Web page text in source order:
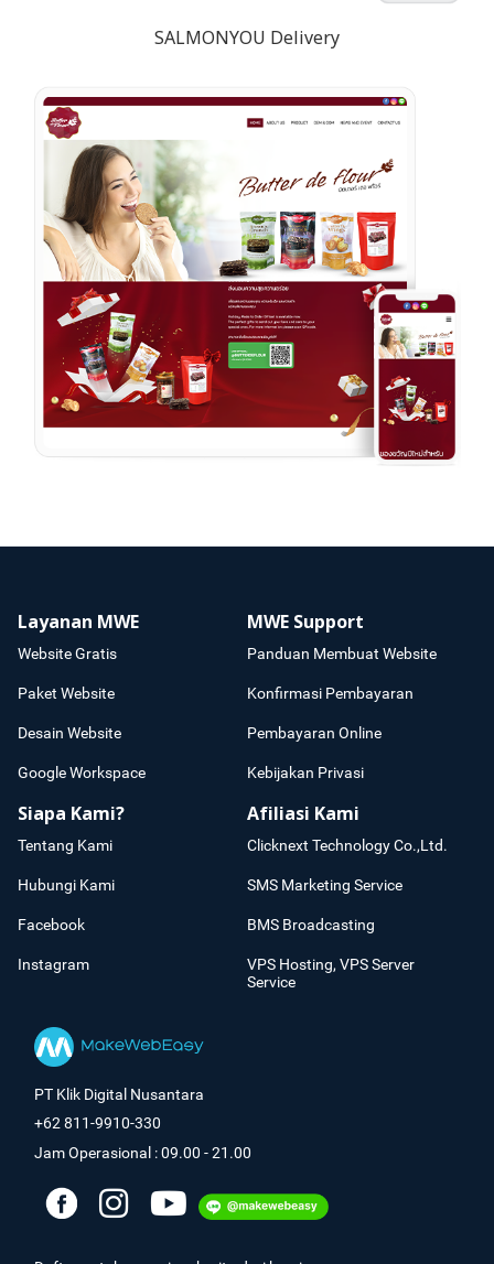
SALMONYOU Delivery
Layanan MWE
Website Gratis
Paket Website
Desain Website
Google Workspace
MWE Support
Panduan Membuat Website
Konfirmasi Pembayaran
Pembayaran Online
Kebijakan Privasi
Siapa Kami?
Tentang Kami
Hubungi Kami
Facebook
Instagram
Afiliasi Kami
Clicknext Technology Co.,Ltd.
SMS Marketing Service
BMS Broadcasting
VPS Hosting, VPS Server
Service
PT Klik Digital Nusantara
+62 811-9910-330
Jam Operasional : 09.00 - 21.00